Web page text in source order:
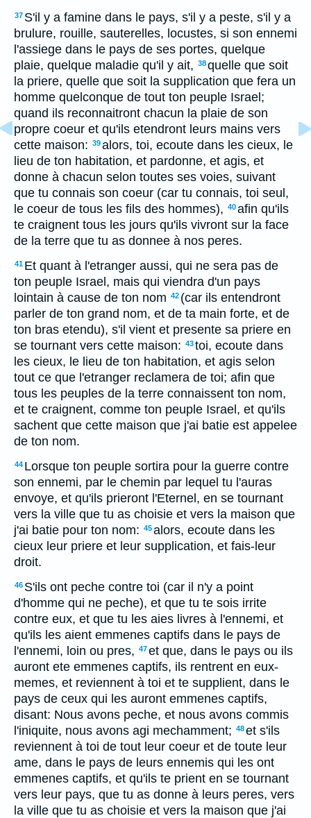
37 S'il y a famine dans le pays, s'il y a peste, s'il y a
brulure, rouille, sauterelles, locustes, si son ennemi
l'assiege dans le pays de ses portes, quelque
plaie, quelque maladie qu'il y ait, 38quelle que soit
la priere, quelle que soit la supplication que fera un
homme quelconque de tout ton peuple Israel;
quand ils reconnaitront chacun la plaie de son
propre coeur et qu'ils etendront leurs mains vers
cette maison: 39alors, toi, ecoute dans les cieux, le
lieu de ton habitation, et pardonne, et agis, et
donne à chacun selon toutes ses voies, suivant
que tu connais son coeur (car tu connais, toi seul,
le coeur de tous les fils des hommes), 40afin qu'ils
te craignent tous les jours qu'ils vivront sur la face
de la terre que tu as donnee à nos peres.
41 Et quant à l'etranger aussi, qui ne sera pas de
ton peuple Israel, mais qui viendra d'un pays
lointain à cause de ton nom 42 (car ils entendront
parler de ton grand nom, et de ta main forte, et de
ton bras etendu), s'il vient et presente sa priere en
se tournant vers cette maison: 43toi, ecoute dans
les cieux, le lieu de ton habitation, et agis selon
tout ce que l'etranger reclamera de toi; afin que
tous les peuples de la terre connaissent ton nom,
et te craignent, comme ton peuple Israel, et qu'ils
sachent que cette maison que j'ai batie est appelee
de ton nom.
44 Lorsque ton peuple sortira pour la guerre contre
son ennemi, par le chemin par lequel tu l'auras
envoye, et qu'ils prieront l'Eternel, en se tournant
vers la ville que tu as choisie et vers la maison que
j'ai batie pour ton nom: 45alors, ecoute dans les
cieux leur priere et leur supplication, et fais-leur
droit.
46 S'ils ont peche contre toi (car il n'y a point
d'homme qui ne peche), et que tu te sois irrite
contre eux, et que tu les aies livres à l'ennemi, et
qu'ils les aient emmenes captifs dans le pays de
l'ennemi, loin ou pres, 47et que, dans le pays ou ils
auront ete emmenes captifs, ils rentrent en eux-
memes, et reviennent à toi et te supplient, dans le
pays de ceux qui les auront emmenes captifs,
disant: Nous avons peche, et nous avons commis
l'iniquite, nous avons agi mechamment; 48et s'ils
reviennent à toi de tout leur coeur et de toute leur
ame, dans le pays de leurs ennemis qui les ont
emmenes captifs, et qu'ils te prient en se tournant
vers leur pays, que tu as donne à leurs peres, vers
la ville que tu as choisie et vers la maison que j'ai